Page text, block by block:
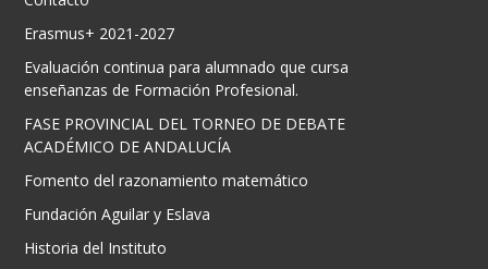
Erasmus+ 2021-2027
Evaluación continua para alumnado que cursa
enseñanzas de Formación Profesional.
FASE PROVINCIAL DEL TORNEO DE DEBATE
ACADÉMICO DE ANDALUCÍA
Fomento del razonamiento matemático
Fundación Aguilar y Eslava
Historia del Instituto